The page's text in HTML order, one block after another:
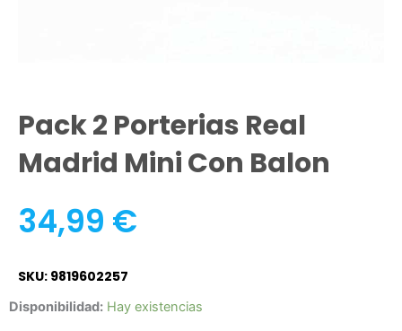
Pack 2 Porterias Real
Madrid Mini Con Balon
34,99 €
SKU: 9819602257
Disponibilidad: Hay existencias
Pack